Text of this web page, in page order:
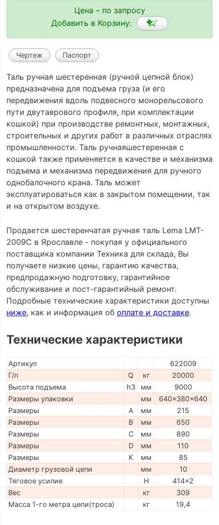
Цена – по запросу
Добавить в Корзину:
Чертеж Паспорт
Таль ручная шестеренная (ручной цепной блок)
предназначена для подъема груза (и его
передвижения вдоль подвесного монорельсового
пути двутаврового профиля, при комплектации
кошкой) при производстве ремонтных, монтажных,
строительных и других работ в различных отраслях
промышленности. Таль ручнаяшестеренная с
кошкой также применяется в качестве и механизма
подъема и механизма передвижения для ручного
однобалочного крана. Таль может
эксплуатироваться как в закрытом помещении, так
и на открытом воздухе.
Продается шестеренчатая ручная таль Lema LMT-
2009C в Ярославле - покупая у официального
поставщика компании Техника для склада, Вы
получаете низкие цены, гарантию качества,
предпродажную подготовку, гарантийное
обслуживание и пост-гарантийный ремонт.
Подробные технические характеристики доступны
ниже, как и информация об оплате и доставке.
Технические характеристики
Артикул
622009
Г/п
Q кг
20000
Высота подъема
h3 мм
9000
Размеры упаковки
мм
640x380x640
Размеры
A мм
215
Размеры
B мм
650
Размеры
C мм
890
Размеры
D мм
110
Размеры
K мм
85
Диаметр грузовой цепи
мм
10
Тяговое усилие
H
414x2
Вес
кг
309
Масса 1-го метра цепи(троса)
кг 19,4